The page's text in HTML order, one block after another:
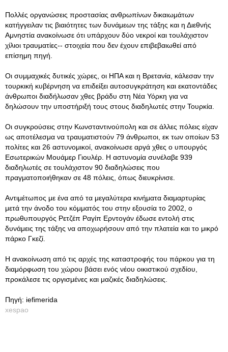
Πολλές οργανώσεις προστασίας ανθρωπίνων δικαιωμάτων
κατήγγειλαν τις βιαιότητες των δυνάμεων της τάξης και η Διεθνής
Αμνηστία ανακοίνωσε ότι υπάρχουν δύο νεκροί και τουλάχιστον
χίλιοι τραυματίες-- στοιχεία που δεν έχουν επιβεβαιωθεί από
επίσημη πηγή.
Οι συμμαχικές δυτικές χώρες, οι ΗΠΑ και η Βρετανία, κάλεσαν την
τουρκική κυβέρνηση να επιδείξει αυτοσυγκράτηση και εκατοντάδες
άνθρωποι διαδήλωσαν χθες βράδυ στη Νέα Υόρκη για να
δηλώσουν την υποστήριξή τους στους διαδηλωτές στην Τουρκία.
Οι συγκρούσεις στην Κωνσταντινούπολη και σε άλλες πόλεις είχαν
ως αποτέλεσμα να τραυματιστούν 79 άνθρωποι, εκ των οποίων 53
πολίτες και 26 αστυνομικοί, ανακοίνωσε αργά χθες ο υπουργός
Εσωτερικών Μουάμερ Γιουλέρ. Η αστυνομία συνέλαβε 939
διαδηλωτές σε τουλάχιστον 90 διαδηλώσεις που
πραγματοποιήθηκαν σε 48 πόλεις, όπως διευκρίνισε.
Αντιμέτωπος με ένα από τα μεγαλύτερα κινήματα διαμαρτυρίας
μετά την άνοδο του κόμματός του στην εξουσία το 2002, ο
πρωθυπουργός Ρετζέπ Ραγίπ Ερντογάν έδωσε εντολή στις
δυνάμεις της τάξης να αποχωρήσουν από την πλατεία και το μικρό
πάρκο Γκεζί.
Η ανακοίνωση από τις αρχές της καταστροφής του πάρκου για τη
διαμόρφωση του χώρου βάσει ενός νέου οικιστικού σχεδίου,
προκάλεσε τις οργισμένες και μαζικές διαδηλώσεις.
Πηγή: iefimerida
xespao